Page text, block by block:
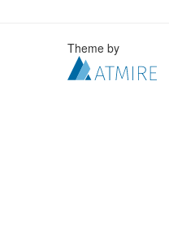
Theme by